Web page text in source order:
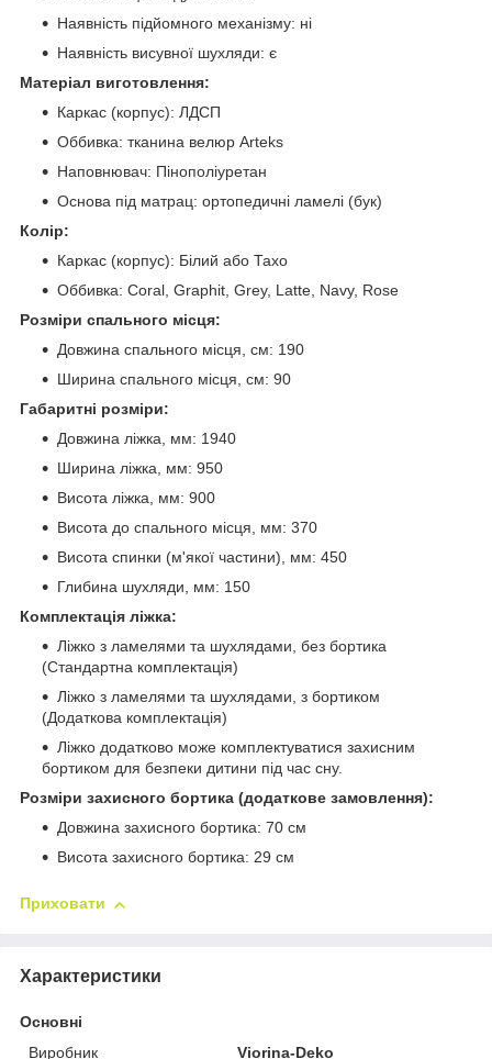
Наявність підйомного механізму: ні
Наявність висувної шухляди: є
Матеріал виготовлення:
Каркас (корпус): ЛДСП
Оббивка: тканина велюр Arteks
Наповнювач: Пінополіуретан
Основа під матрац: ортопедичні ламелі (бук)
Колір:
Каркас (корпус): Білий або Тахо
Оббивка: Coral, Graphit, Grey, Latte, Navy, Rose
Розміри спального місця:
Довжина спального місця, см: 190
Ширина спального місця, см: 90
Габаритні розміри:
Довжина ліжка, мм: 1940
Ширина ліжка, мм: 950
Висота ліжка, мм: 900
Висота до спального місця, мм: 370
Висота спинки (м'якої частини), мм: 450
Глибина шухляди, мм: 150
Комплектація ліжка:
Ліжко з ламелями та шухлядами, без бортика
(Стандартна комплектація)
Ліжко з ламелями та шухлядами, з бортиком
(Додаткова комплектація)
Ліжко додатково може комплектуватися захисним
бортиком для безпеки дитини під час сну.
Розміри захисного бортика (додаткове замовлення):
Довжина захисного бортика: 70 см
Висота захисного бортика: 29 см
Приховати
Характеристики
Основні
Виробник
Viorina-Deko